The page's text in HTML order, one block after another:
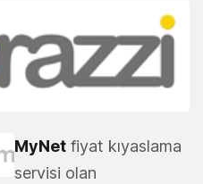
MyNet fiyat kıyaslama
servisi olan